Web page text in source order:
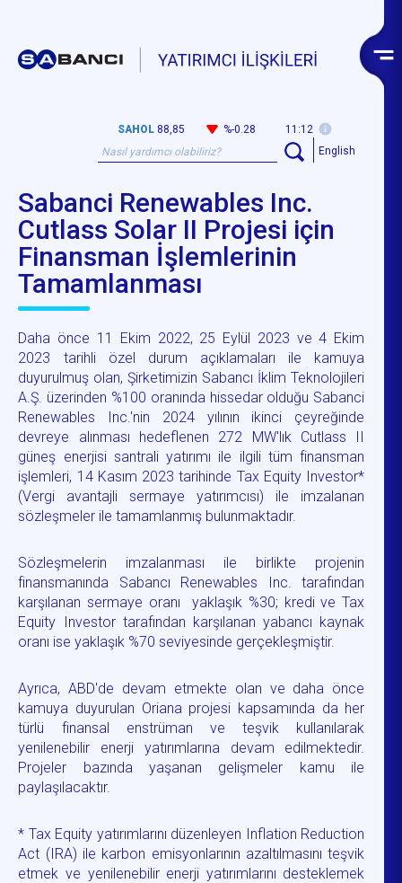
SAHOL 88,85 %-0.28
11:12
English
Sabanci Renewables Inc.
Cutlass Solar II Projesi için
Finansman İşlemlerinin
Tamamlanması
Daha önce 11 Ekim 2022, 25 Eylül 2023 ve 4 Ekim
2023 tarihli özel durum açıklamaları ile kamuya
duyurulmuş olan, Şirketimizin Sabancı İklim Teknolojileri
A.Ş. üzerinden %100 oranında hissedar olduğu Sabanci
Renewables Inc.'nin 2024 yılının ikinci çeyreğinde
devreye alınması hedeflenen 272 MW'lık Cutlass II
güneş enerjisi santrali yatırımı ile ilgili tüm finansman
işlemleri, 14 Kasım 2023 tarihinde Tax Equity Investor*
(Vergi avantajli sermaye yatırımcısı) ile imzalanan
sözleşmeler ile tamamlanmış bulunmaktadır.
Sözleşmelerin imzalanması ile birlikte projenin
finansmanında Sabancı Renewables Inc. tarafından
karşılanan sermaye oranı yaklaşık %30; kredi ve Tax
Equity Investor tarafından karşılanan yabancı kaynak
oranı ise yaklaşık %70 seviyesinde gerçekleşmiştir.
Ayrıca, ABD'de devam etmekte olan ve daha önce
kamuya duyurulan Oriana projesi kapsamında da her
türlü finansal enstrüman ve teşvik kullanılarak
yenilenebilir enerji yatırımlarına devam edilmektedir.
Projeler bazında yaşanan gelişmeler kamu ile
paylaşılacaktır.
* Tax Equity yatırımlarını düzenleyen Inflation Reduction
Act (IRA) ile karbon emisyonlarının azaltılmasını teşvik
etmek ve yenilenebilir enerji yatırımlarını desteklemek